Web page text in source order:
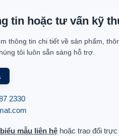
tin hoặc tư vấn kỹ
thông tin chi tiết về sản phẩm,
tôi luôn sẵn sàng hỗ trợ.
2330
biểu mẫu liên hệ hoặc trao đổi